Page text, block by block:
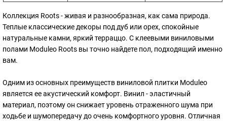
Коллекция Roots - живая и разнообразная, как сама природа.
Теплые классические декоры под дуб или орех, спокойные
натуральные камни, яркий терраццо. С клеевыми виниловыми
полами Moduleo Roots вы точно найдете пол, подходящий именно
вам.
Одним из основных преимуществ виниловой плитки Moduleo
является ее акустический комфорт. Винил - эластичный
материал, поэтому он снижает уровень отраженного шума при
ходьбе и шумопередачу до очень комфортного уровня. Отличная